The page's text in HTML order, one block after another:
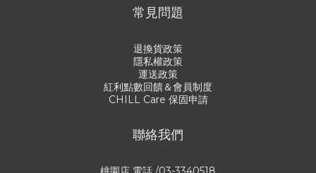
常見問題
退換貨政策
隱私權政策
運送政策
紅利點數回饋＆會員制度
CHILL Care 保固申請
聯絡我們